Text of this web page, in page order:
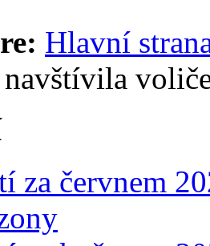
Hlavní
za červnem